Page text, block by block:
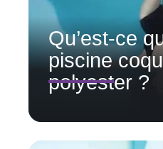
Qu’est-ce
piscine
polyester ?